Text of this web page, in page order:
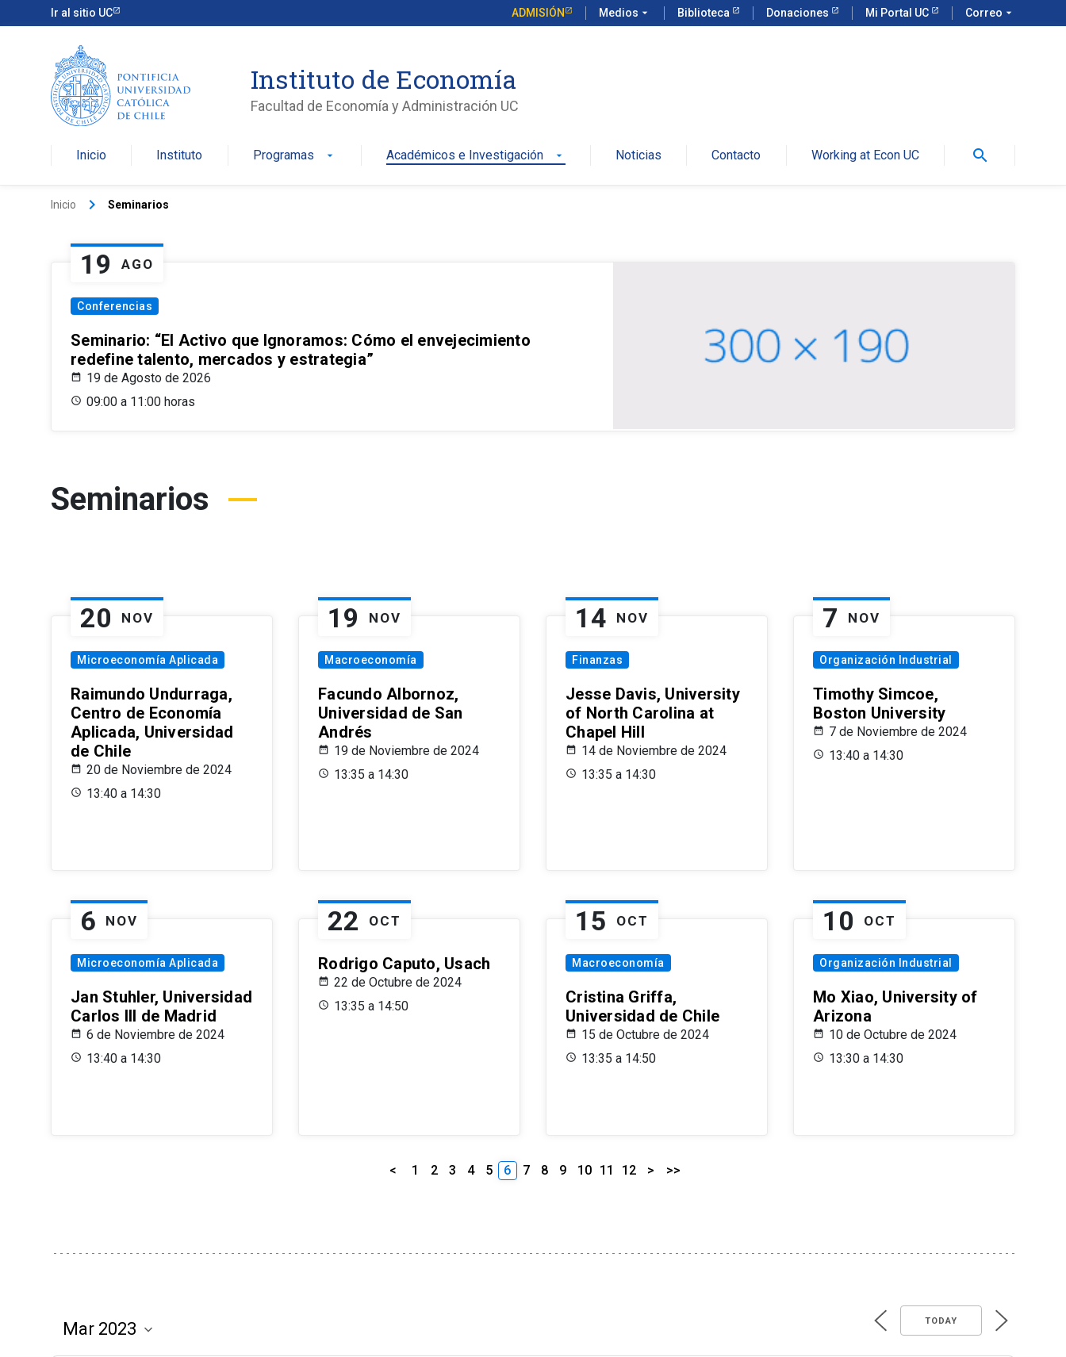
Ir al sitio UC ADMISIÓN Medios arrow_drop_down Biblioteca Donaciones Mi Portal UC Correo arrow_drop_down
Instituto de Economía
Facultad de Economía y Administración UC
Inicio Instituto Programas arrow_drop_down Académicos e Investigación arrow_drop_down Noticias Contacto Working at Econ UC search
Inicio keyboard_arrow_right Seminarios
19 AGO
Conferencias
Seminario: “El Activo que Ignoramos: Cómo el envejecimiento
redefine talento, mercados y estrategia”
19 de Agosto de 2026
09:00 a 11:00 horas
Seminarios
20 NOV
Microeconomía Aplicada
Raimundo Undurraga,
Centro de Economía
Aplicada, Universidad
de Chile
20 de Noviembre de 2024
13:40 a 14:30
19 NOV
Macroeconomía
Facundo Albornoz,
Universidad de San
Andrés
19 de Noviembre de 2024
13:35 a 14:30
14 NOV
Finanzas
Jesse Davis, University
of North Carolina at
Chapel Hill
14 de Noviembre de 2024
13:35 a 14:30
7 NOV
Organización Industrial
Timothy Simcoe,
Boston University
7 de Noviembre de 2024
13:40 a 14:30
6 NOV
Microeconomía Aplicada
Jan Stuhler, Universidad
Carlos III de Madrid
6 de Noviembre de 2024
13:40 a 14:30
22 OCT
Rodrigo Caputo, Usach
22 de Octubre de 2024
13:35 a 14:50
15 OCT
Macroeconomía
Cristina Griffa,
Universidad de Chile
15 de Octubre de 2024
13:35 a 14:50
10 OCT
Organización Industrial
Mo Xiao, University of
Arizona
10 de Octubre de 2024
13:30 a 14:30
< 1 2 3 4 5 6 7 8 9 10 11 12 > >>
TODAY